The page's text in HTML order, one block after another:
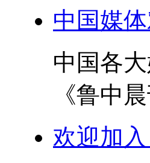
中国媒
中国各
《鲁中
欢迎加